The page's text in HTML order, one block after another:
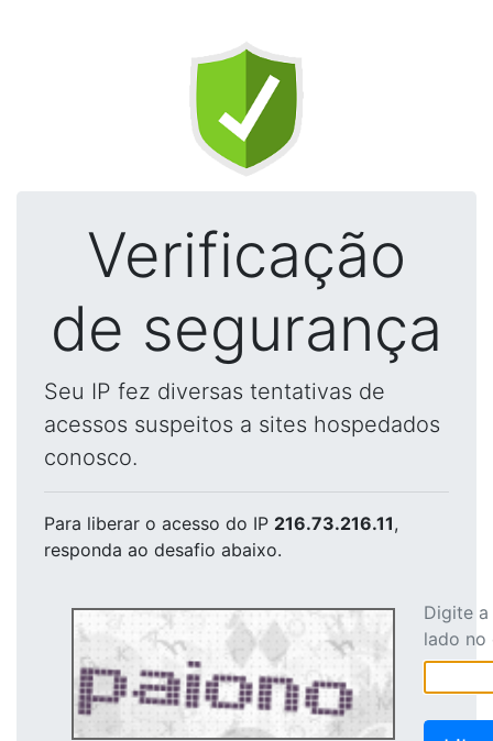
Verificação
de segurança
Seu IP fez diversas tentativas de
acessos suspeitos a sites hospedados
conosco.
Para liberar o acesso do IP 216.73.216.11,
responda ao desafio abaixo.
Digite
lado no